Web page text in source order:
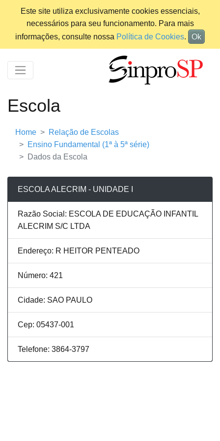
Este site utiliza exclusivamente cookies essenciais,
necessários para seu funcionamento. Para mais
informações, consulte nossa Política de Cookies. Ok
Escola
Home
Relação de Escolas
Ensino Fundamental (1ª à 5ª série)
Dados da Escola
ESCOLA ALECRIM - UNIDADE I
Razão Social: ESCOLA DE EDUCAÇÃO INFANTIL
ALECRIM S/C LTDA
Endereço: R HEITOR PENTEADO
Número: 421
Cidade: SAO PAULO
Cep: 05437-001
Telefone: 3864-3797